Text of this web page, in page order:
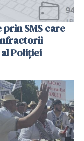
SMS care
Poliției